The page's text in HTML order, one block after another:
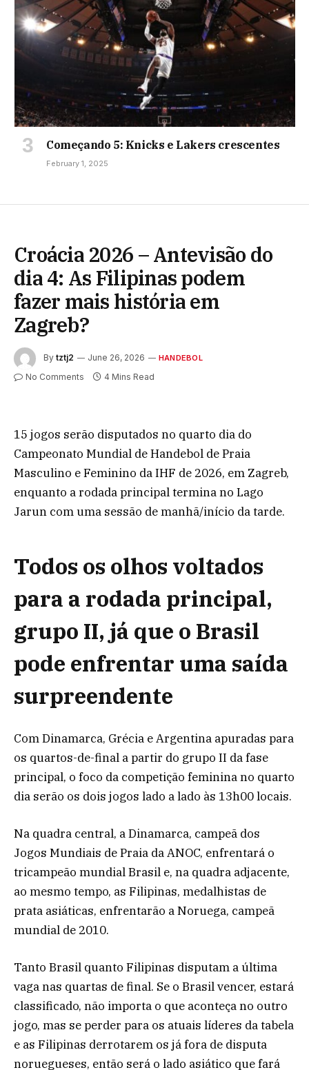
Começando 5: Knicks e Lakers crescentes
February 1, 2025
Croácia 2026 – Antevisão do
dia 4: As Filipinas podem
fazer mais história em
Zagreb?
By tztj2 June 26, 2026 HANDEBOL
No Comments 4 Mins Read
15 jogos serão disputados no quarto dia do
Campeonato Mundial de Handebol de Praia
Masculino e Feminino da IHF de 2026, em Zagreb,
enquanto a rodada principal termina no Lago
Jarun com uma sessão de manhã/início da tarde.
Todos os olhos voltados
para a rodada principal,
grupo II, já que o Brasil
pode enfrentar uma saída
surpreendente
Com Dinamarca, Grécia e Argentina apuradas para
os quartos-de-final a partir do grupo II da fase
principal, o foco da competição feminina no quarto
dia serão os dois jogos lado a lado às 13h00 locais.
Na quadra central, a Dinamarca, campeã dos
Jogos Mundiais de Praia da ANOC, enfrentará o
tricampeão mundial Brasil e, na quadra adjacente,
ao mesmo tempo, as Filipinas, medalhistas de
prata asiáticas, enfrentarão a Noruega, campeã
mundial de 2010.
Tanto Brasil quanto Filipinas disputam a última
vaga nas quartas de final. Se o Brasil vencer, estará
classificado, não importa o que aconteça no outro
jogo, mas se perder para os atuais líderes da tabela
e as Filipinas derrotarem os já fora de disputa
noruegueses, então será o lado asiático que fará